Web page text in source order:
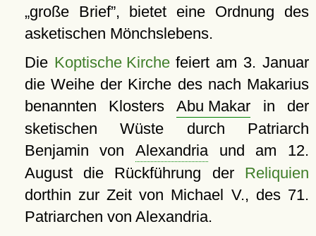
große Brief , bietet eine Ordnung des
asketischen Mönchslebens.
Die Koptische Kirchefeiert am 3. Januar
die Weihe der Kirche des nach Makarius
benannten KlostersAbu Makar in der
sketischen Wüste durch Patriarch
Benjamin vonAlexandriaund am 12.
August die Rückführung der Reliquien
dorthin zur Zeit von Michael V., des 71.
Patriarchen von Alexandria.